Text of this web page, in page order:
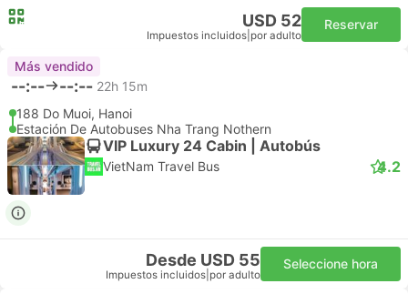
USD 52
Impuestos incluidos por adulto
Reservar
Más vendido
--:-- --:-- 22h 15m
188 Do Muoi, Hanoi
Estación De Autobuses Nha Trang Nothern
VIP Luxury 24 Cabin | Autobús
VietNam Travel Bus 4.2
Desde USD 55
Impuestos incluidos por adulto
Seleccione hora